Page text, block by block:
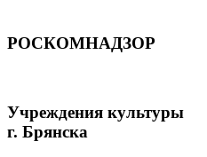
РОСКОМНАДЗОР
Учреждения культуры
г. Брянска